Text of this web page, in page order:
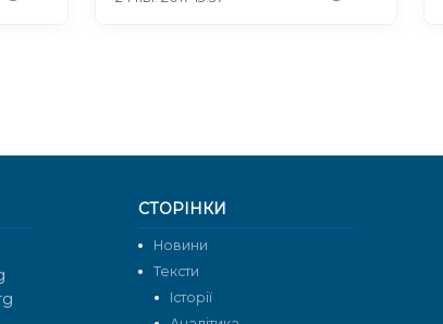
СТОРІНКИ
Новини
Тексти
Історії